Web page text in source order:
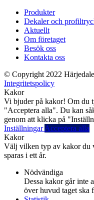
Produkter
Dekaler och
Aktuellt
Om företaget
Besök oss
Kontakta oss
© Copyright 2022
Integritetspolicy
Kakor
Vi bjuder på kakor! Om du
"Acceptera alla". Du kan
genom att klicka på
InställningarAcceptera alla
Kakor
Välj vilken typ av kakor du
sparas i ett år.
Nödvändiga
Dessa kakor går inte
över huvud taget ska